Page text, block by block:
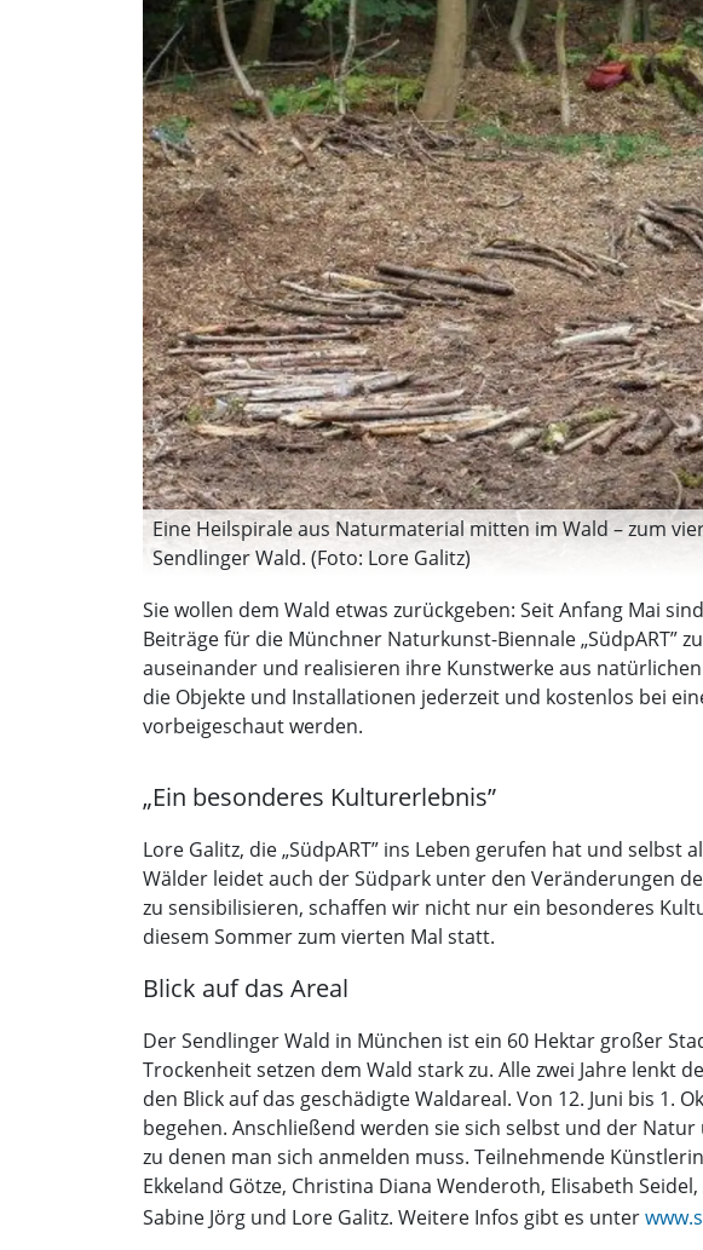
Eine Heilspirale aus Naturmaterial mitten im Wald – zum
Sendlinger Wald. (Foto: Lore Galitz)
Sie wollen dem Wald etwas zurückgeben: Seit Anfang Mai
Beiträge für die Münchner Naturkunst-Biennale „SüdpART”
auseinander und realisieren ihre Kunstwerke aus
die Objekte und Installationen jederzeit und kostenlos bei
vorbeigeschaut werden.
„Ein besonderes Kulturerlebnis”
Lore Galitz, die „SüdpART” ins Leben gerufen hat und
Wälder leidet auch der Südpark unter den Veränderungen
zu sensibilisieren, schaffen wir nicht nur ein besonderes
diesem Sommer zum vierten Mal statt.
Blick auf das Areal
Der Sendlinger Wald in München ist ein 60 Hektar großer
Trockenheit setzen dem Wald stark zu. Alle zwei Jahre
den Blick auf das geschädigte Waldareal. Von 12. Juni bis
begehen. Anschließend werden sie sich selbst und der
zu denen man sich anmelden muss. Teilnehmende
Ekkeland Götze, Christina Diana Wenderoth, Elisabeth
Sabine Jörg und Lore Galitz. Weitere Infos gibt es unter